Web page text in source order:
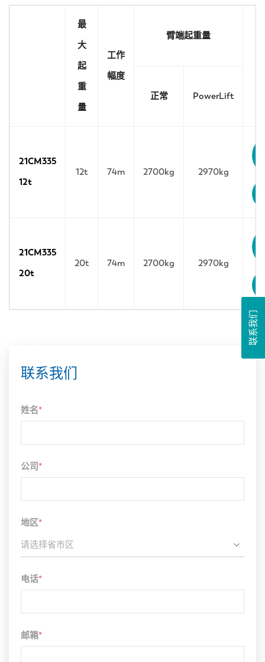
最
大
起
重
量
工作
幅度
臂端起重量
正常 PowerLift
21CM335
12t
12t 74m 2700kg 2970kg
21CM335
20t
20t 74m 2700kg 2970kg
联系我们
姓名*
公司 *
地区*
请选择省市区
电话*
邮箱*
联系我们